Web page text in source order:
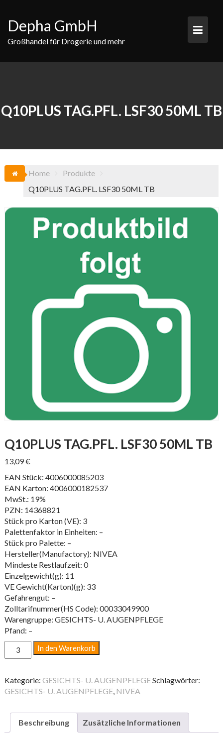
content
Depha GmbH
Großhandel für Drogerie und mehr
Q10PLUS TAG.PFL. LSF30 50ML TB
Home
Produkte
Q10PLUS TAG.PFL. LSF30 50ML TB
Q10PLUS TAG.PFL. LSF30 50ML TB
13,09€
EAN Stück: 4006000085203
EAN Karton: 4006000182537
MwSt.: 19%
PZN: 14368821
Stück pro Karton (VE): 3
Palettenfaktor in Einheiten: –
Stück pro Palette: –
Hersteller(Manufactory): NIVEA
Mindeste Restlaufzeit: 0
Einzelgewicht(g): 11
VE Gewicht(Karton)(g): 33
Gefahrengut: –
Zolltarifnummer(HS Code): 00033049900
Warengruppe: GESICHTS- U. AUGENPFLEGE
Pfand: –
Q10PLUS
TAG.PFL.
50ML
TB
In den Warenkorb
Kategorie: GESICHTS- U. AUGENPFLEGESchlagwörter:
GESICHTS- U. AUGENPFLEGE, NIVEA
Beschreibung Zusätzliche Informationen